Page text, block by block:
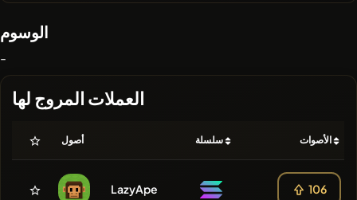
الوسوم
-
العملات المروج لها
أصول سلسلة الأصوات
LazyApe 106